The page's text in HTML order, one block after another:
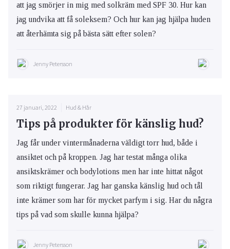
att jag smörjer in mig med solkräm med SPF 30. Hur kan
jag undvika att få soleksem? Och hur kan jag hjälpa huden
att återhämta sig på bästa sätt efter solen?
Jenny Petersson
27 januari, 2022 Hud & Hår
Tips på produkter för känslig hud?
Jag får under vintermånaderna väldigt torr hud, både i
ansiktet och på kroppen. Jag har testat många olika
ansiktskrämer och bodylotions men har inte hittat något
som riktigt fungerar. Jag har ganska känslig hud och tål
inte krämer som har för mycket parfym i sig. Har du några
tips på vad som skulle kunna hjälpa?
Jenny Petersson